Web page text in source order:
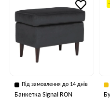
Під замовлення до 14 днів
Банкетка Signal RON